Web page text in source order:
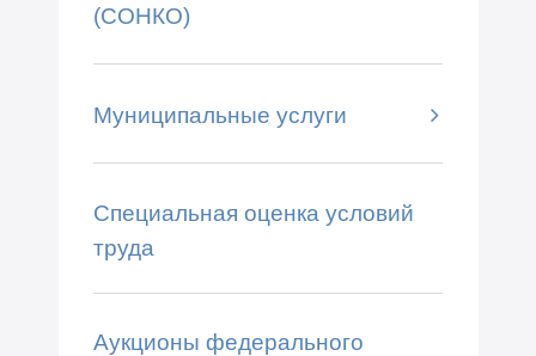
(СОНКО)
Муниципальные услуги
Специальная оценка условий
труда
Аукционы федерального